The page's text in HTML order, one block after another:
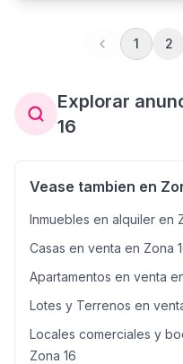
1 2
Explorar
16
Vease tambien en
Inmuebles en alquiler en
Casas en venta en Zona
Apartamentos en venta
Lotes y Terrenos en
Locales comerciales y
Zona 16